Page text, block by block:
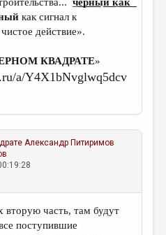
ч͟е͟р͟н͟ы͟й͟ ͟к͟а͟к͟
как сигнал к
действие».
КВАДРАТЕ»
a/Y4X1bNvglwq5dcv
Александр Питиримов
часть, там будут
поступившие